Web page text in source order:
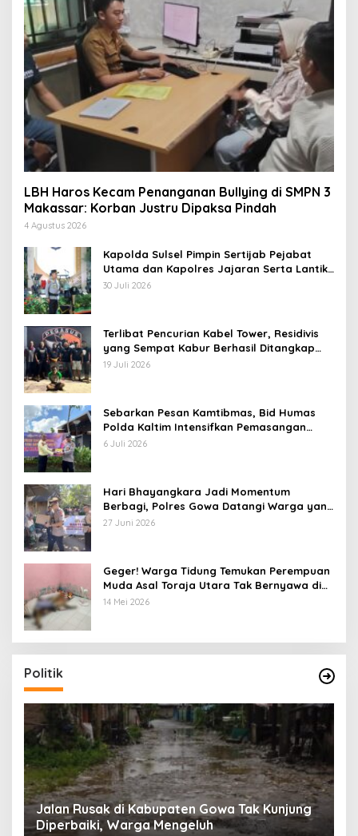
LBH Haros Kecam Penanganan Bullying di SMPN 3
Makassar: Korban Justru Dipaksa Pindah
4 Agustus 2026
Kapolda Sulsel Pimpin Sertijab Pejabat
Utama dan Kapolres Jajaran Serta Lantik
Karolog dan Kapolresta Gowa
30 Juli 2026
Terlibat Pencurian Kabel Tower, Residivis
yang Sempat Kabur Berhasil Ditangkap
Tim Gabungan di Jeneponto
19 Juli 2026
Sebarkan Pesan Kamtibmas, Bid Humas
Polda Kaltim Intensifkan Pemasangan
Spanduk serta Pembagian Stiker
6 Juli 2026
Hari Bhayangkara Jadi Momentum
Berbagi, Polres Gowa Datangi Warga yang
Membutuhkan
27 Juni 2026
Geger! Warga Tidung Temukan Perempuan
Muda Asal Toraja Utara Tak Bernyawa di
Kamar Kos
14 Mei 2026
Politik
Jalan Rusak di Kabupaten Gowa Tak Kunjung
Diperbaiki, Warga Mengeluh